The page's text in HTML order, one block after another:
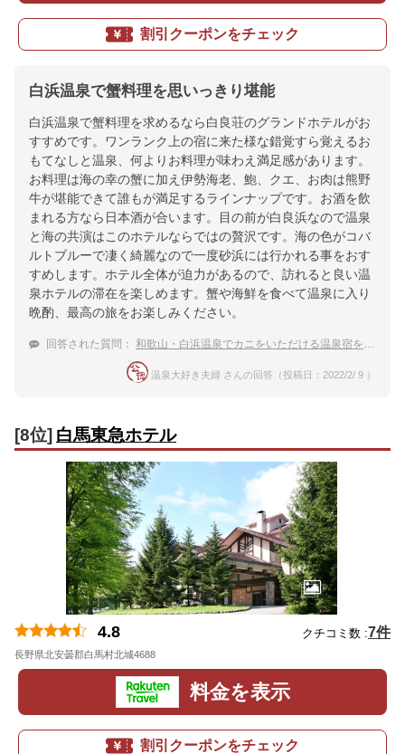
割引クーポンをチェック
白浜温泉で蟹料理を思いっきり堪能
白浜温泉で蟹料理を求めるなら白良荘のグランドホテルがお
すすめです。ワンランク上の宿に来た様な錯覚すら覚えるお
もてなしと温泉、何よりお料理が味わえ満足感があります。
お料理は海の幸の蟹に加え伊勢海老、鮑、クエ、お肉は熊野
牛が堪能できて誰もが満足するラインナップです。お酒を飲
まれる方なら日本酒が合います。目の前が白良浜なので温泉
と海の共演はこのホテルならではの贅沢です。海の色がコバ
ルトブルーで凄く綺麗なので一度砂浜には行かれる事をおす
すめします。ホテル全体が迫力があるので、訪れると良い温
泉ホテルの滞在を楽しめます。蟹や海鮮を食べて温泉に入り
晩酌、最高の旅をお楽しみください。
回答された質問： 和歌山・白浜温泉でカニをいただける温泉宿を教えてください。
温泉大好き夫婦 さんの回答（投稿日：2022/2/ 9 ）
[8位] 白馬東急ホテル
4.8 クチコミ数 :7件
長野県北安曇郡白馬村北城4688
料金を表示
割引クーポンをチェック